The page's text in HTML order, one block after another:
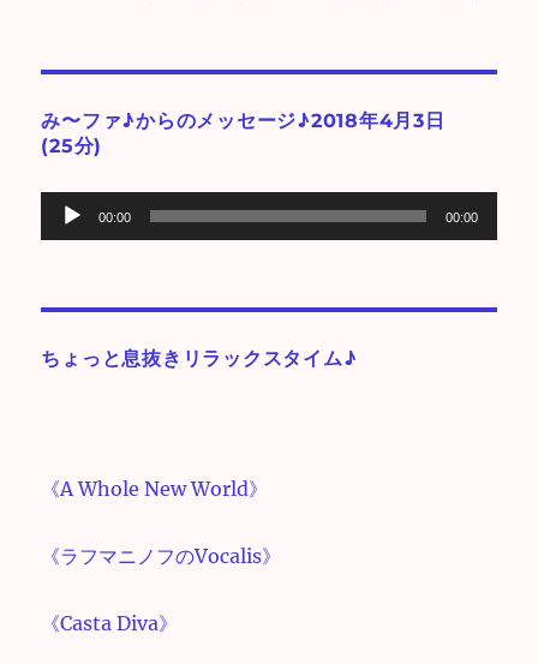
み〜ファ♪からのメッセージ♪2018年4月3日
(25分)
声
レ
ヤ
00:00 00:00
ちょっと息抜きリラックスタイム♪
《A Whole New World》
《ラフマニノフのVocalis》
《Casta Diva》